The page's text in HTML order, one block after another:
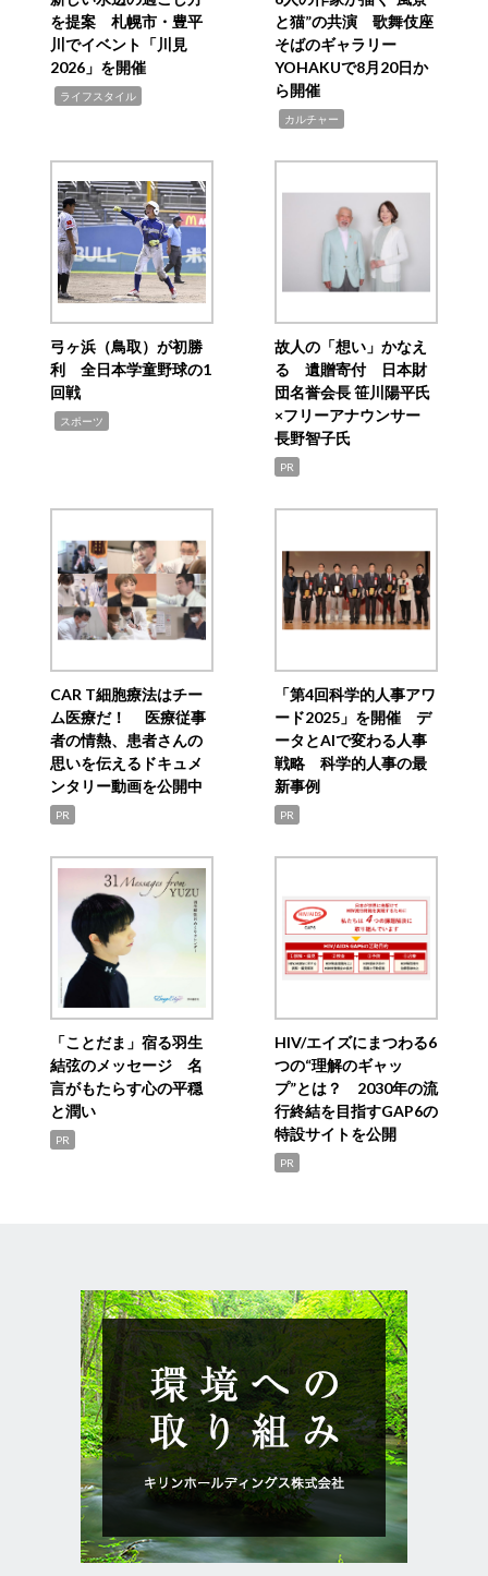
を提案 札幌市・豊平
川でイベント「川見
2026」を開催
ライフスタイル
と猫”の共演 歌舞伎座
そばのギャラリー
YOHAKUで8月20日か
ら開催
カルチャー
弓ヶ浜（鳥取）が初勝
利 全日本学童野球の1
回戦
スポーツ
故人の「想い」かなえ
る 遺贈寄付 日本財
団名誉会長 笹川陽平氏
×フリーアナウンサー
長野智子氏
PR
CAR T細胞療法はチー
ム医療だ！ 医療従事
者の情熱、患者さんの
思いを伝えるドキュメ
ンタリー動画を公開中
PR
「第4回科学的人事アワ
ード2025」を開催 デ
ータとAIで変わる人事
戦略 科学的人事の最
新事例
PR
「ことだま」宿る羽生
結弦のメッセージ 名
言がもたらす心の平穏
と潤い
PR
HIV/エイズにまつわる6
つの“理解のギャッ
プ”とは？ 2030年の流
行終結を目指すGAP6の
特設サイトを公開
PR